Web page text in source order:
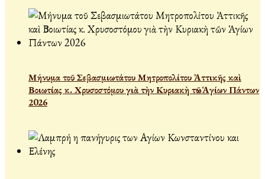
Μήνυμα τοῦ Σεβασμιωτάτου Μητροπολίτου Ἀττικῆς καὶ
Βοιωτίας κ. Χρυσοστόμου γιὰ τὴν Κυριακὴ τῶν Ἁγίων Πάντων
2026